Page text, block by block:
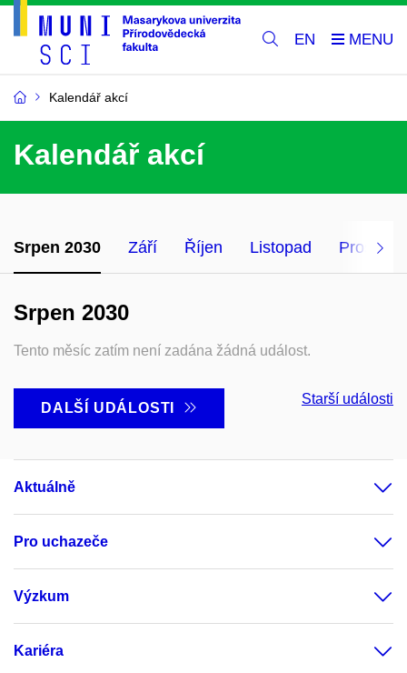
EN
Kalendář akcí
Kalendář akcí
Srpen 2030 Září Říjen Listopad Prosinec
Srpen 2030
Tento měsíc zatím není zadána žádná událost.
DALŠÍ UDÁLOSTI
Starší události
Aktuálně
Pro uchazeče
Výzkum
Kariéra